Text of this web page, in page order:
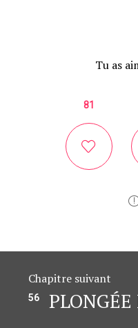
Tu as
81
Chapitre suivant
56